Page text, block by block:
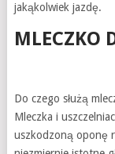
jakąkolwiek jazdę.
MLECZKO
Do czego służą
Mleczka i
uszkodzoną oponę